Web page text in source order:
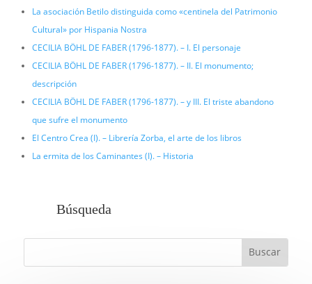
La asociación Betilo distinguida como «centinela del Patrimonio
Cultural» por Hispania Nostra
CECILIA BÖHL DE FABER (1796-1877). – I. El personaje
CECILIA BÖHL DE FABER (1796-1877). – II. El monumento;
descripción
CECILIA BÖHL DE FABER (1796-1877). – y III. El triste abandono
que sufre el monumento
El Centro Crea (I). – Librería Zorba, el arte de los libros
La ermita de los Caminantes (I). – Historia
Búsqueda